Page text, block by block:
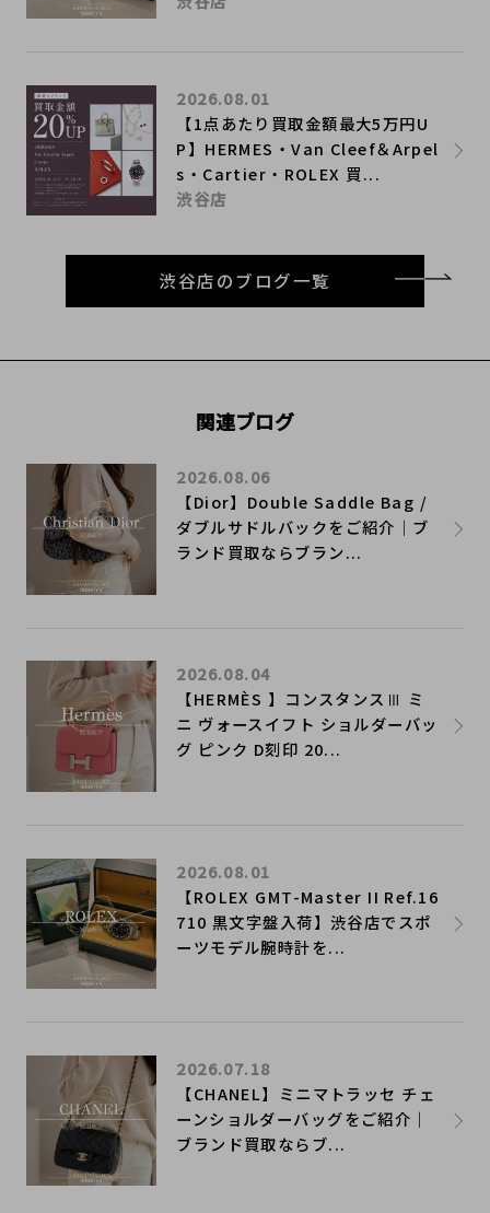
【1点あたり買取金額最大5万円U
P】HERMES・Van Cleef＆Arpel
s・Cartier・ROLEX 買...
2026.08.01
渋谷店
渋谷店のブログ一覧
関連ブログ
【Dior】Double Saddle Bag /
ダブルサドルバックをご紹介｜ブ
ランド買取ならブラン...
2026.08.06
【HERMÈS 】コンスタンスⅢ ミ
ニ ヴォースイフト ショルダーバッ
グ ピンク D刻印 20...
2026.08.04
【ROLEX GMT-Master II Ref.16
710 黒文字盤入荷】渋谷店でスポ
ーツモデル腕時計を...
2026.08.01
【CHANEL】ミニマトラッセ チェ
ーンショルダーバッグをご紹介｜
ブランド買取ならブ...
2026.07.18